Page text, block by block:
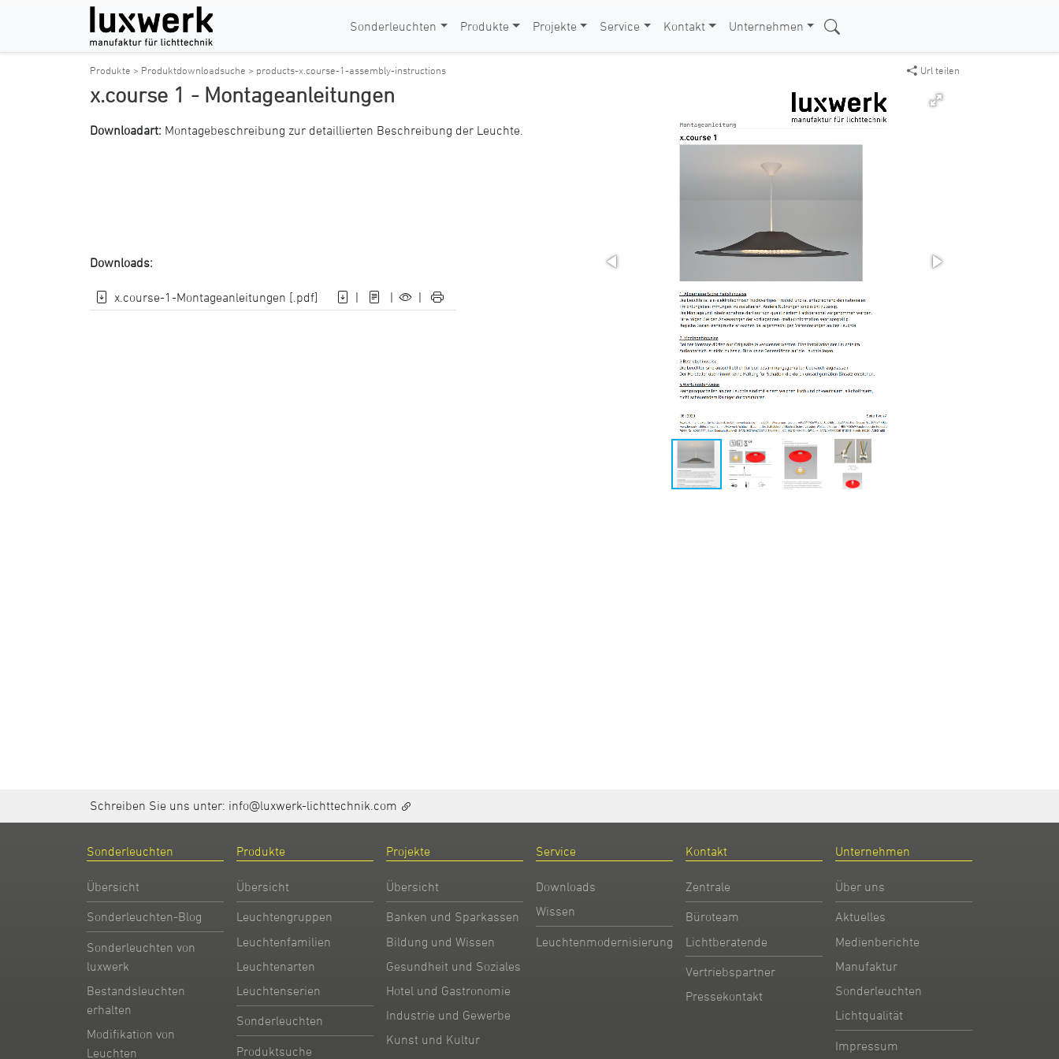
Sonderleuchten Produkte Projekte Service Kontakt Unternehmen
Produkte > Produktdownloadsuche > products-x.course-1-assembly-instructions Url teilen
x.course 1 - Montageanleitungen
Downloadart: Montagebeschreibung zur detaillierten Beschreibung der Leuchte.
Downloads:
x.course-1-Montageanleitungen [.pdf] | | |
Schreiben Sie uns unter: info@luxwerk-lichttechnik.com
Sonderleuchten
Übersicht
Sonderleuchten-Blog
Sonderleuchten von
luxwerk
Bestandsleuchten
erhalten
Modifikation von
Leuchten
Produkte
Übersicht
Leuchtengruppen
Leuchtenfamilien
Leuchtenarten
Leuchtenserien
Sonderleuchten
Produktsuche
Projekte
Übersicht
Banken und Sparkassen
Bildung und Wissen
Gesundheit und Soziales
Hotel und Gastronomie
Industrie und Gewerbe
Kunst und Kultur
Service
Downloads
Wissen
Leuchtenmodernisierung
Kontakt
Zentrale
Büroteam
Lichtberatende
Vertriebspartner
Pressekontakt
Unternehmen
Über uns
Aktuelles
Medienberichte
Manufaktur
Sonderleuchten
Lichtqualität
Impressum